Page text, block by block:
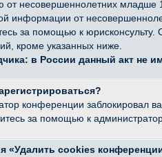
несовершеннолетних младше
информации от
за помощью к
кроме указанных ниже.
в России данный акт не
конференции заблокировал
за помощью к
«Удалить cookies